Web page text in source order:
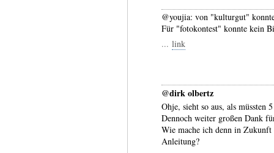
@youjia: von "kulturgut"
Für "fotokontest" konnte kein
... link
@dirk olbertz
Ohje, sieht so aus, als müssten
Dennoch weiter großen Dank
Wie mache ich denn in
Anleitung?